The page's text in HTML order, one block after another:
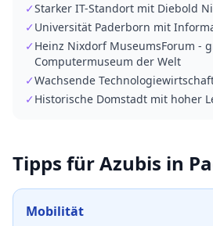
✓Starker IT-Standort mit Diebold
✓ Universität Paderborn mit
✓ Heinz Nixdorf MuseumsForum -
Computermuseum der Welt
✓Wachsende
✓ Historische Domstadt mit hoher
Tipps für Azubis in
Mobilität